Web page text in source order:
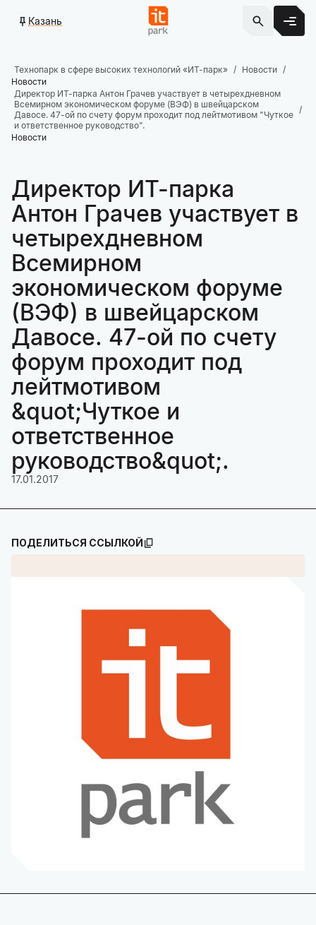
Казань
Технопарк в сфере высоких технологий «ИТ-парк»
Новости
Новости
Директор ИТ-парка Антон Грачев участвует в четырехдневном
Всемирном экономическом форуме (ВЭФ) в швейцарском
Давосе. 47-ой по счету форум проходит под лейтмотивом "Чуткое
и ответственное руководство".
Новости
Директор ИТ-парка
Антон Грачев участвует в
четырехдневном
Всемирном
экономическом форуме
(ВЭФ) в швейцарском
Давосе. 47-ой по счету
форум проходит под
лейтмотивом
&quot;Чуткое и
ответственное
руководство&quot;.
17.01.2017
ПОДЕЛИТЬСЯ ССЫЛКОЙ